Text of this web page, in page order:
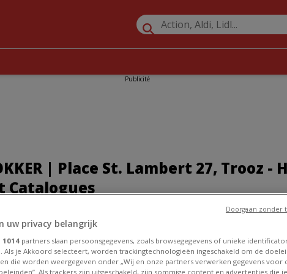
Publicité
| Place St. Lambert 27, Trooz -
Catalogues
BLOKKER à Trooz »
27
à Trooz
uw privacy belangrijk
1014 partners slaan persoonsgegevens, zoals browsegegevens of unieke
Als je Akkoord selecteert, worden trackingtechnologieën ingeschakeld om de
die worden weergegeven onder „Wij en onze partners verwerken gegevens voor
Als trackers zijn uitgeschakeld, zijn sommige content en advertenties die
Doorgaan zonder